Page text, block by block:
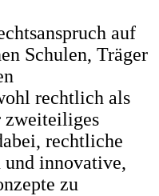
auf
Schulen, Träger
rechtlich als
zweiteiliges
rechtliche
und innovative,
zu